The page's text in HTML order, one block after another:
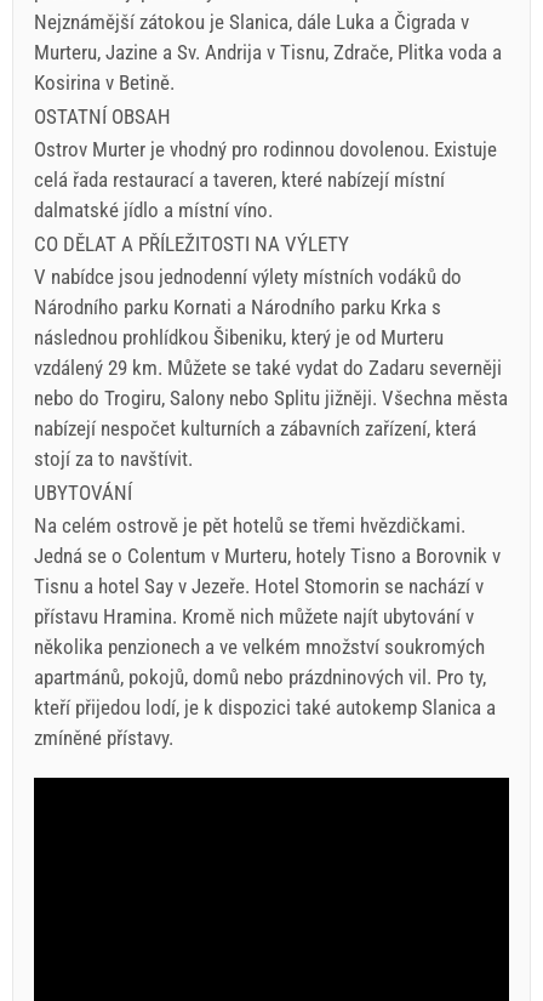
Nejznámější zátokou je Slanica, dále Luka a Čigrada v
Murteru, Jazine a Sv. Andrija v Tisnu, Zdrače, Plitka voda a
Kosirina v Betině.
OSTATNÍ OBSAH
Ostrov Murter je vhodný pro rodinnou dovolenou. Existuje
celá řada restaurací a taveren, které nabízejí místní
dalmatské jídlo a místní víno.
CO DĚLAT A PŘÍLEŽITOSTI NA VÝLETY
V nabídce jsou jednodenní výlety místních vodáků do
Národního parku Kornati a Národního parku Krka s
následnou prohlídkou Šibeniku, který je od Murteru
vzdálený 29 km. Můžete se také vydat do Zadaru severněji
nebo do Trogiru, Salony nebo Splitu jižněji. Všechna města
nabízejí nespočet kulturních a zábavních zařízení, která
stojí za to navštívit.
UBYTOVÁNÍ
Na celém ostrově je pět hotelů se třemi hvězdičkami.
Jedná se o Colentum v Murteru, hotely Tisno a Borovnik v
Tisnu a hotel Say v Jezeře. Hotel Stomorin se nachází v
přístavu Hramina. Kromě nich můžete najít ubytování v
několika penzionech a ve velkém množství soukromých
apartmánů, pokojů, domů nebo prázdninových vil. Pro ty,
kteří přijedou lodí, je k dispozici také autokemp Slanica a
zmíněné přístavy.